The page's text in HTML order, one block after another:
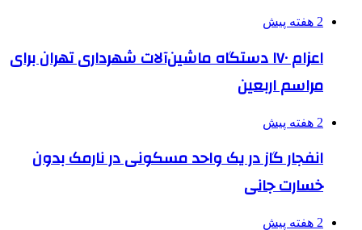
2 هفته پیش
اعزام ۱۷۰ دستگاه ماشین‌آلات شهرداری تهران برای
مراسم اربعین
2 هفته پیش
انفجار گاز در یک واحد مسکونی در نارمک بدون
خسارت جانی
2 هفته پیش